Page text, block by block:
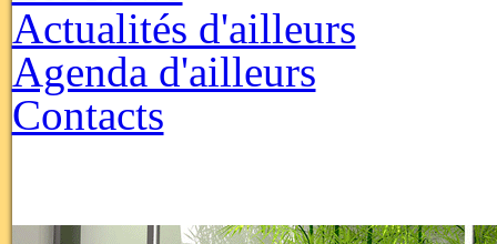
Actualités d'ailleurs
Agenda d'ailleurs
Contacts